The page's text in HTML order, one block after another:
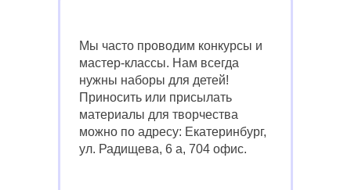
Мы часто проводим конкурсы и
мастер-классы. Нам всегда
нужны наборы для детей!
Приносить или присылать
материалы для творчества
можно по адресу: Екатеринбург,
ул. Радищева, 6 а, 704 офис.